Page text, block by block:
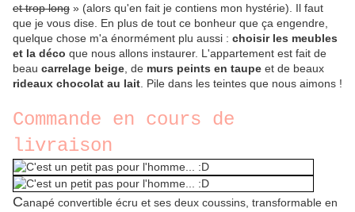
et trop long » (alors qu'en fait je contiens mon hystérie). Il faut
que je vous dise. En plus de tout ce bonheur que ça engendre,
quelque chose m'a énormément plu aussi : choisir les meubles
et la déco que nous allons instaurer. L'appartement est fait de
beau carrelage beige , de murs peints en taupe et de beaux
rideaux chocolat au lait . Pile dans les teintes que nous aimons !
Commande en cours de
livraison
Canapé convertible écru et ses deux coussins, transformable en